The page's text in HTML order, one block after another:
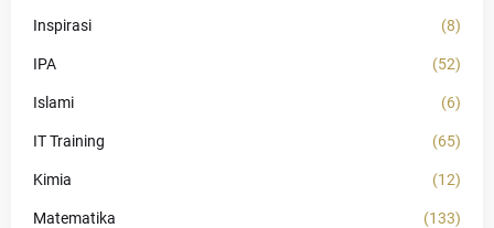
Inspirasi (8)
IPA (52)
Islami (6)
IT Training (65)
Kimia (12)
Matematika (133)